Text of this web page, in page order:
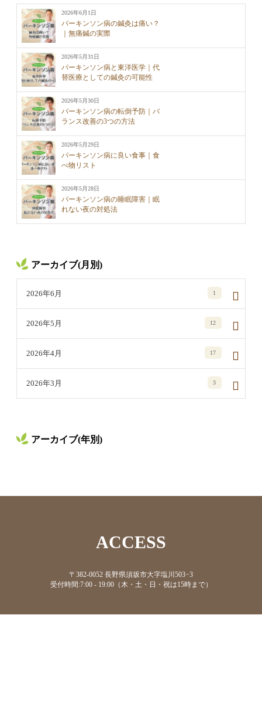
2026年6月1日
パーキンソン病の鍼灸は痛い？
｜無痛鍼の実際
2026年5月31日
パーキンソン病と東洋医学｜代
替医療としての鍼灸の可能性
2026年5月30日
パーキンソン病の転倒予防｜バ
ランス改善の3つの方法
2026年5月29日
パーキンソン病に良い食事｜食
べ物リスト
2026年5月28日
パーキンソン病の睡眠障害｜眠
れない夜の対処法
アーカイブ(月別)
2026年6月 1
2026年5月 12
2026年4月 17
2026年3月 3
アーカイブ(年別)
ACCESS
〒382-0052 長野県須坂市大字塩川503−3
受付時間:7:00 - 19:00（木・土・日・祝は15時まで）